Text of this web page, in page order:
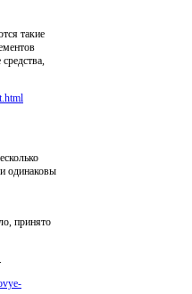
такие
одинаковы
принято